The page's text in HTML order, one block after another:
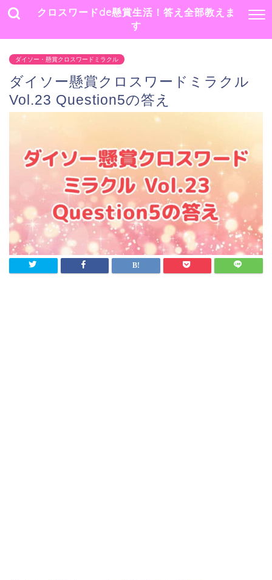
クロスワードde懸賞生活！答え全部教えま
す
ダイソー・懸賞クロスワードミラクル
ダイソー懸賞クロスワードミラクル
Vol.23 Question5の答え